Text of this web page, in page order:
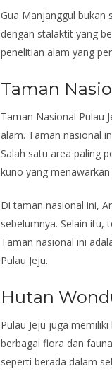
Gua Manjanggul bukan
dengan stalaktit yang
penelitian alam yang
Taman
Taman Nasional Pulau
alam. Taman nasional
Salah satu area paling
kuno yang
Di taman nasional ini,
sebelumnya. Selain itu,
Taman nasional ini
Pulau Jeju.
Hutan
Pulau Jeju juga
berbagai flora dan
seperti berada dalam